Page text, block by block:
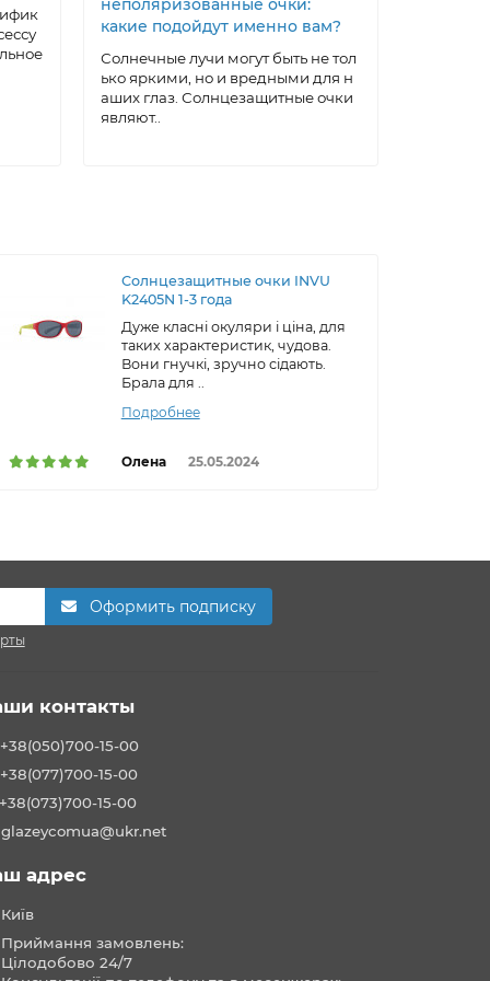
неполяризованные очки:
какие подойдут именно вам?
Солнечные лучи могут быть не тол
ько яркими, но и вредными для н
аших глаз. Солнцезащитные очки
являют..
Солнцезащитные очки INVU
K2405N 1-3 года
Дуже класні окуляри і ціна, для
таких характеристик, чудова.
Вони гнучкі, зручно сідають.
Брала для ..
Подробнее
Олена 25.05.2024
Оформить подписку
контакты
+38(050)700-15-00
+38(077)700-15-00
+38(073)700-15-00
glazeycomua@ukr.net
адрес
Київ
Приймання замовлень:
Цілодобово 24/7